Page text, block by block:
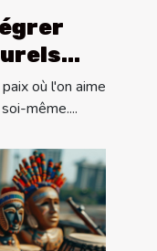
deoù l'on aime
même....